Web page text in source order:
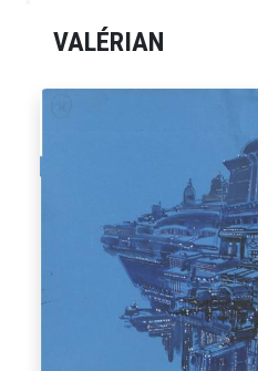
VALÉRIAN